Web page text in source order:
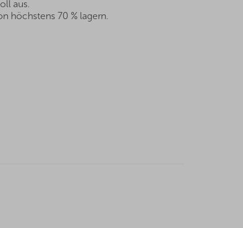
aus.
höchstens 70 % lagern.